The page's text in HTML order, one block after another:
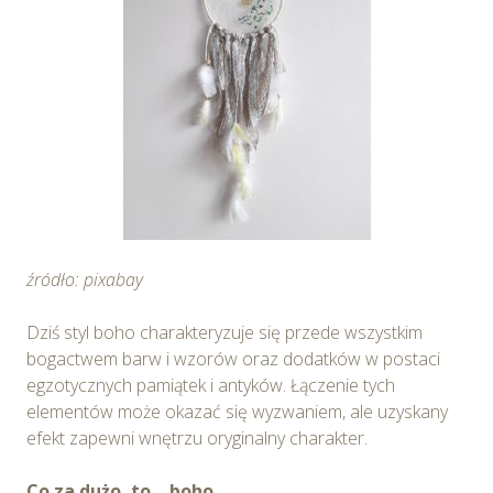
Możesz również dostosować wybory dotyczące
plików cookie i udzielić zgody na wykorzystywanie
plików cookie w Serwisie tylko w wybranych przez
Ciebie celach poprzez wybranie opcji „Dostosuj
źródło: pixabay
Dziś styl boho charakteryzuje się przede wszystkim
bogactwem barw i wzorów oraz dodatków w postaci
egzotycznych pamiątek i antyków. Łączenie tych
elementów może okazać się wyzwaniem, ale uzyskany
efekt zapewni wnętrzu oryginalny charakter.